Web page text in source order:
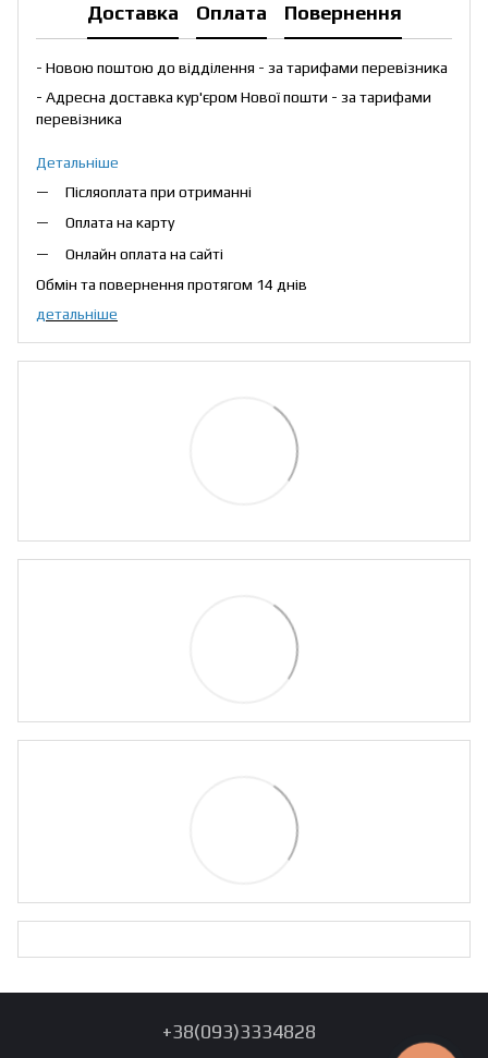
Доставка Оплата Повернення
- Новою поштою до відділення - за тарифами перевізника
- Адресна доставка кур'єром Нової пошти - за тарифами
перевізника
Детальніше
Післяоплата при отриманні
Оплата на карту
Онлайн оплата на сайті
Обмін та повернення протягом 14 днів
детальніше
+38(093)3334828